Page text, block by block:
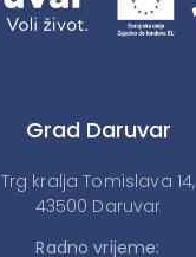
Grad Daruvar
Trg kralja Tomislava 14,
43500 Daruvar
Radno vrijeme: